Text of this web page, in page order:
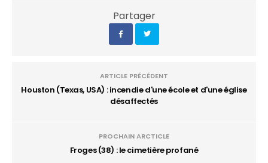
Partager
ARTICLE PRÉCÉDENT
Houston (Texas, USA) : incendie d'une école et d'une église
désaffectés
PROCHAIN ARCTICLE
Froges (38) : le cimetière profané